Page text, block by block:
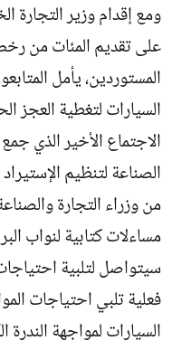
ومع إقدام وزير التجارة
على تقديم المئات من
المستوردين، يأمل
السيارات لتغطية
الاجتماع الأخير الذي
الصناعة لتنظيم
من وزراء التجارة
مساءلات كتابية لنواب
سيتواصل لتلبية
فعلية تلبي احتياجات
السيارات لمواجهة الندرة